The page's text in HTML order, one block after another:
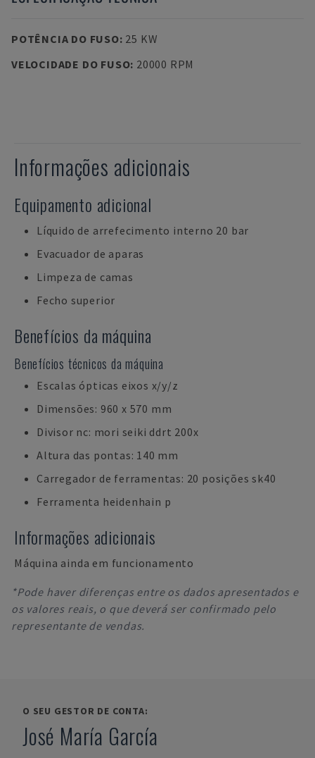
POTÊNCIA DO FUSO: 25 KW
VELOCIDADE DO FUSO: 20000 RPM
Informações adicionais
Equipamento adicional
Líquido de arrefecimento interno 20 bar
Evacuador de aparas
Limpeza de camas
Fecho superior
Benefícios da máquina
Benefícios técnicos da máquina
Escalas ópticas eixos x/y/z
Dimensões: 960 x 570 mm
Divisor nc: mori seiki ddrt 200x
Altura das pontas: 140 mm
Carregador de ferramentas: 20 posições sk40
Ferramenta heidenhain p
Informações adicionais
Máquina ainda em funcionamento
*Pode haver diferenças entre os dados apresentados e
os valores reais, o que deverá ser confirmado pelo
representante de vendas.
O SEU GESTOR DE CONTA:
José María García